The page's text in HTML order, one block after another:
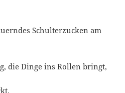
Schulterzucken am
die Dinge ins Rollen bringt,